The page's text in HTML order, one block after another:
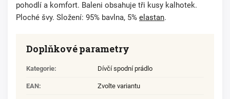
pohodlí a komfort. Baleni obsahuje tři kusy kalhotek.
Ploché švy. Složení: 95% bavlna, 5% elastan.
Doplňkové parametry
Kategorie: Dívčí spodní prádlo
EAN: Zvolte variantu